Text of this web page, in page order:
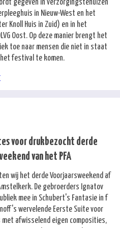
gegeven in verzorgingstehuizen
in Nieuw-West en het
Knoll Huis in Zuid) en in het
Oost. Op deze manier brengt het
toe naar mensen die niet in staat
festival te komen.
voor drukbezocht derde
van het PFA
wij het derde Voorjaarsweekend af
De gebroerders Ignatov
mee in Schubert's Fantasie in f
wervelende Eerste Suite voor
met afwisselend eigen composities,